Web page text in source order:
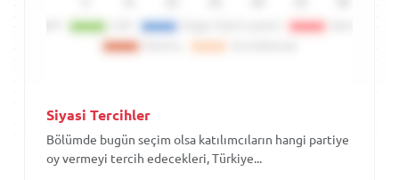
Siyasi Tercihler
Bölümde bugün seçim olsa katılımcıların hangi partiye
oy vermeyi tercih edecekleri, Türkiye...